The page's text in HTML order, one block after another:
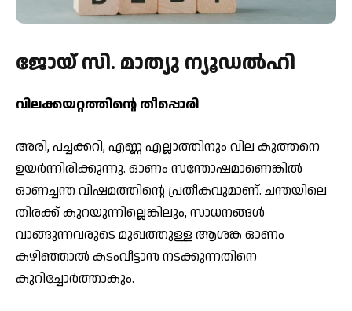
ജോയ് സി. മാത്യു ന്യൂഡല്‍ഹി
വിലക്കയറ്റത്തിന്റെ തീപ്പൊരി
അരി, പച്ചക്കറി, എണ്ണ എല്ലാത്തിനും വില കുത്തനെ
ഉയര്‍ന്നിരിക്കുന്നു. ഓണം സന്തോഷമാണെങ്കില്‍
ഓണച്ചന്ത വിഷമത്തിന്റെ പ്രതീകവുമാണ്. ചന്തയിലെ
തിരക്ക് കുറയുന്നില്ലെങ്കിലും, സാധനങ്ങള്‍
വാങ്ങുന്നവരുടെ മുഖത്തുള്ള ആശങ്ക ഓണം
കഴിഞ്ഞാല്‍ കടംവീട്ടാന്‍ നടക്കുന്നതിനെ
കുറിച്ചോര്‍ത്താകും.